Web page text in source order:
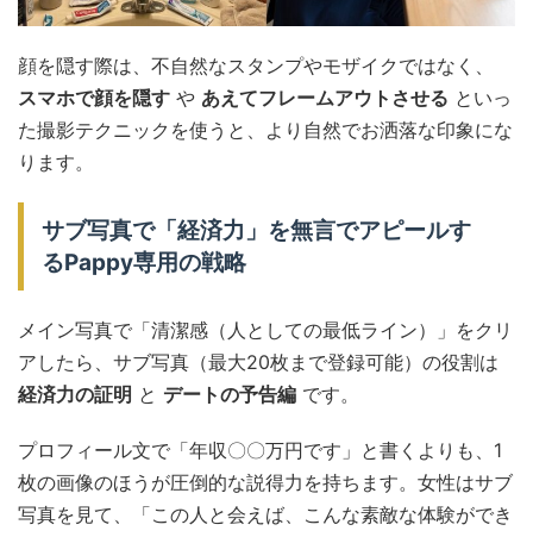
顔を隠す際は、不自然なスタンプやモザイクではなく、
スマホで顔を隠す や あえてフレームアウトさせる といっ
た撮影テクニックを使うと、より自然でお洒落な印象にな
ります。
サブ写真で「経済力」を無言でアピールす
るPappy専用の戦略
メイン写真で「清潔感（人としての最低ライン）」をクリ
アしたら、サブ写真（最大20枚まで登録可能）の役割は
経済力の証明 と デートの予告編 です。
プロフィール文で「年収〇〇万円です」と書くよりも、1
枚の画像のほうが圧倒的な説得力を持ちます。女性はサブ
写真を見て、「この人と会えば、こんな素敵な体験ができ